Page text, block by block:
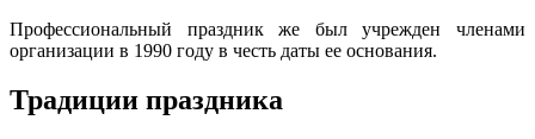
Профессиональный праздник же был учрежден членами
организации в 1990 году в честь даты ее основания.
Традиции праздника